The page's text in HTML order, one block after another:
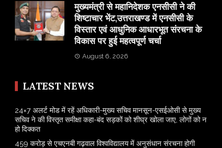
मुख्यमंत्री से महानिदेशक एनसीसी ने की
शिष्टाचार भेंट,उत्तराखण्ड में एनसीसी के
विस्तार एवं आधुनिक आधारभूत संरचना के
विकास पर हुई महत्वपूर्ण चर्चा
August 6, 2026
LATEST NEWS
24×7 अलर्ट मोड में रहें अधिकारी-मुख्य सचिव मानसून-एसईओसी से मुख्य
सचिव ने की विस्तृत समीक्षा कहा-बंद सड़कों को शीघ्र खोला जाए, लोगों को न
हो दिक्कत
459 करोड़ से एचएनबी गढ़वाल विश्वविद्यालय में अनुसंधान संरचना होगी